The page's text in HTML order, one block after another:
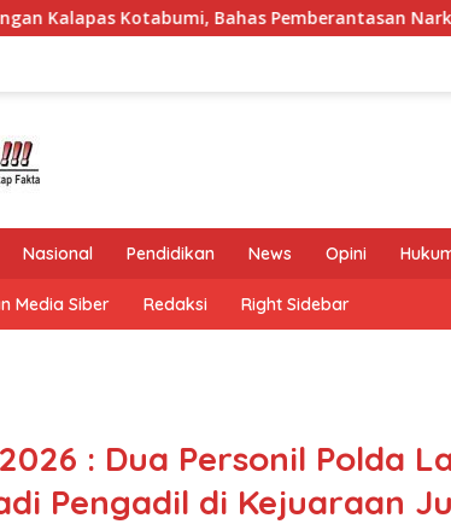
Narkoba dan Pungli
Nasional Pendidikan News Opini
Media Siber Redaksi Right Sidebar
: Dua Personil Polda
Pengadil di Kejuaraan